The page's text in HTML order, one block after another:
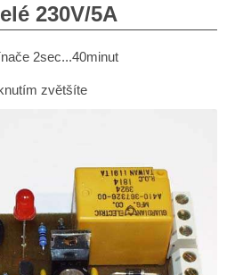
230V/5A
2sec...40minut
zvětšíte